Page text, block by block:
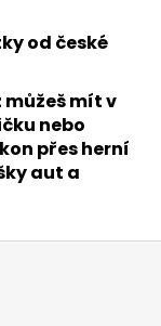
od české
mít v
nebo
přes herní
aut a